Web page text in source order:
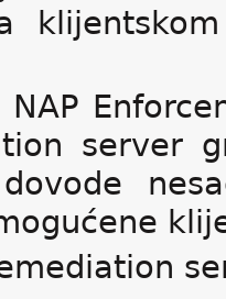
NAP
server